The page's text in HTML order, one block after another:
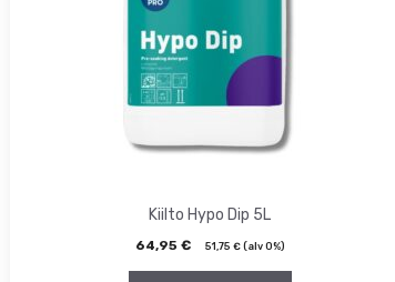
Kiilto Hypo Dip 5L
64,95 € 51,75 €(alv 0%)